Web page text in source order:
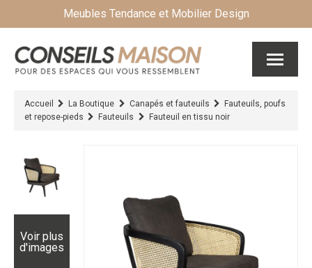
Meubles Tendance et Mobilier Design
Accueil La Boutique Canapés et fauteuils
Fauteuils, poufs
et repose-pieds
Fauteuils Fauteuil en tissu noir
Voir plus
d'images